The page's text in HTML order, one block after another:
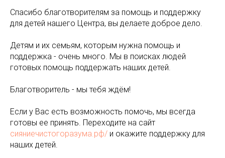
Спасибо благотворителям за помощь и поддержку
для детей нашего Центра, вы делаете доброе дело.
Детям и их семьям, которым нужна помощь и
поддержка - очень много. Мы в поисках людей
готовых помощь поддержать наших детей.
Благотворитель - мы тебя ждём!
Если у Вас есть возможность помочь, мы всегда
готовы ее принять. Переходите на сайт
сияниечистогоразума.рф/ и окажите поддержку для
наших детей.